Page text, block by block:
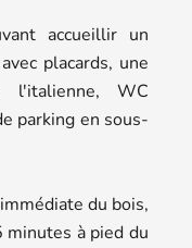
accueillir un
placards, une
l'italienne, WC
parking en sous-
du bois,
minutes à pied du